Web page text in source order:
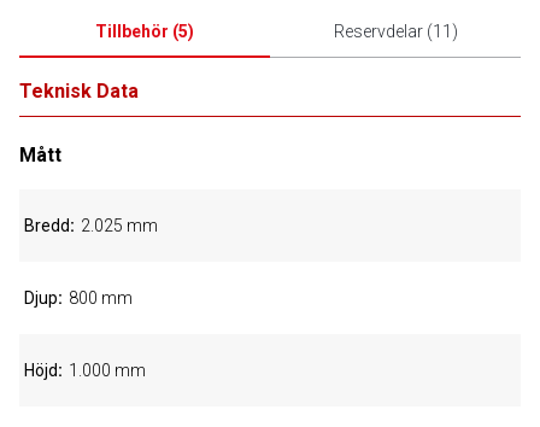
Tillbehör (5) Reservdelar(11 )
Teknisk Data
Mått
Bredd 2.025 mm
Djup 800 mm
Höjd 1.000 mm